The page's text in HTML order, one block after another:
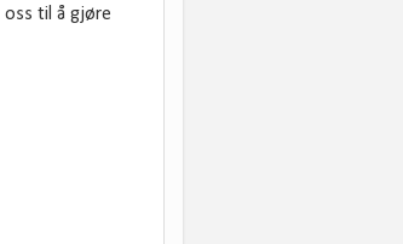
oss til å gjøre